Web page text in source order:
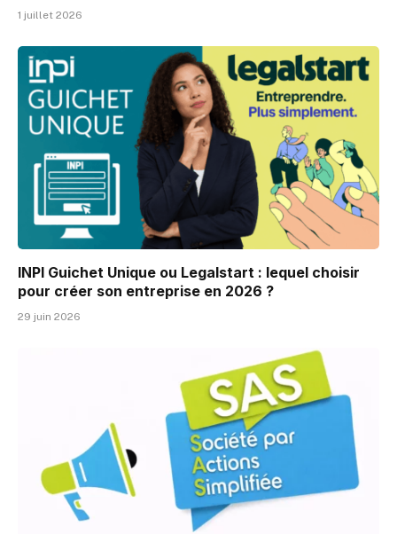
1 juillet 2026
INPI Guichet Unique ou Legalstart : lequel choisir
pour créer son entreprise en 2026 ?
29 juin 2026